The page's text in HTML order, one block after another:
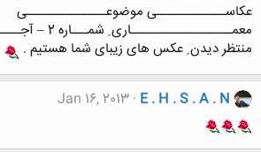
عکاســـــــــــــی موضوعـــــــــــــــی
معمـــــــــــــــــــاری ِ شمـــاره 2 – آجــــــــــر
منتظر دیدن ِ عکس های زیبای شما هستیم .
E . H . S . A . N
Jan 16, 2013